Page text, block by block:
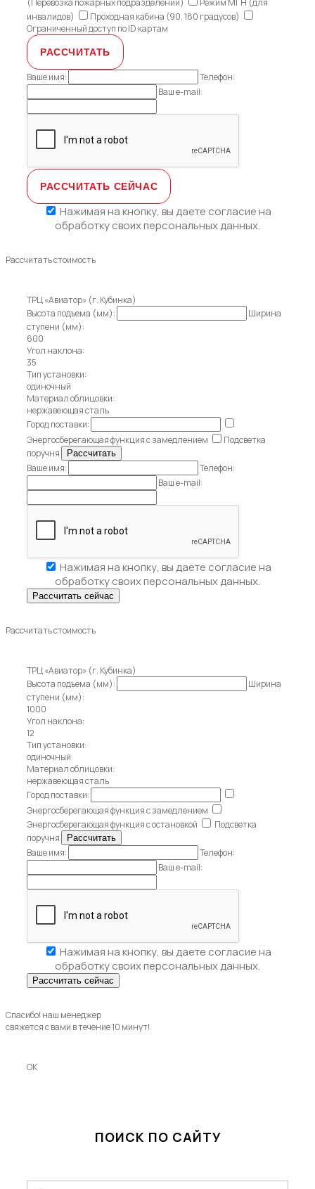
(Перевозка пожарных подразделений)
Режим МГН (для
инвалидов)
Проходная кабина (90, 180 градусов)
Ограниченный доступ по ID картам
Ваше имя:
Телефон:
Ваш e-mail:
Нажимая на кнопку, вы даете согласие на
обработку своих персональных данных.
Рассчитать стоимость
ТРЦ «Авиатор» (г. Кубинка)
Высота подъема (мм):
Ширина
ступени (мм):
600
Угол наклона:
35
Тип установки:
одиночный
Материал облицовки:
нержавеющая сталь
Город поставки:
Энергосберегающая функция с замедлением
Подсветка
поручня
Ваше имя:
Телефон:
Ваш e-mail:
Нажимая на кнопку, вы даете согласие на
обработку своих персональных данных.
Рассчитать стоимость
ТРЦ «Авиатор» (г. Кубинка)
Высота подъема (мм):
Ширина
ступени (мм):
1000
Угол наклона:
12
Тип установки:
одиночный
Материал облицовки:
нержавеющая сталь
Город поставки:
Энергосберегающая функция с замедлением
Энергосберегающая функция с остановкой
Подсветка
поручня
Ваше имя:
Телефон:
Ваш e-mail:
Нажимая на кнопку, вы даете согласие на
обработку своих персональных данных.
Спасибо! наш менеджер
свяжется с вами в течение 10 минут!
OK
ПОИСК ПО САЙТУ